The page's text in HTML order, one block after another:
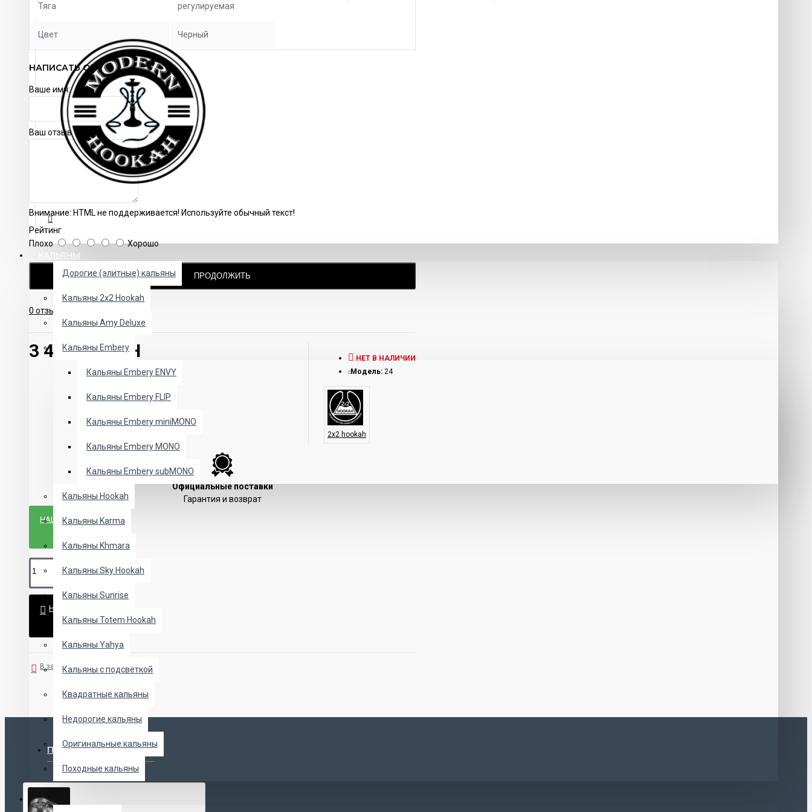
КАЛЬЯНЫ
Дорогие (элитные) кальяны
Кальяны 2х2 Hookah
Кальяны Amy Deluxe
Кальяны Embery
Кальяны Embery ENVY
Кальяны Embery FLIP
Кальяны Embery miniMONO
Кальяны Embery MONO
Кальяны Embery subMONO
Кальяны Hookah
Кальяны Karma
Кальяны Khmara
Кальяны Sky Hookah
Кальяны Sunrise
Кальяны Totem Hookah
Кальяны Yahya
Кальяны с подсветкой
Квадратные кальяны
Недорогие кальяны
Оригинальные кальяны
Походные кальяны
ЧАШИ
Тяга регулируемая
Цвет Черный
НАПИСАТЬ ОТЗЫВ
Ваше имя:
Ваш отзыв
Внимание: HTML не поддерживается! Используйте обычный текст!
Рейтинг
Плохо
Хорошо
ПРОДОЛЖИТЬ
0 отзывов
3 400.00 UAH
НЕТ В НАЛИЧИИ
Модель: 24
2х2 hookah
Официальные поставки
Гарантия и возврат
НАШЛИ ДЕШЕВЛЕ?
НЕТ В НАЛИЧИИ
В закладки В сравнение
ПОПУЛЯРНЫЕ ТОВАРЫ